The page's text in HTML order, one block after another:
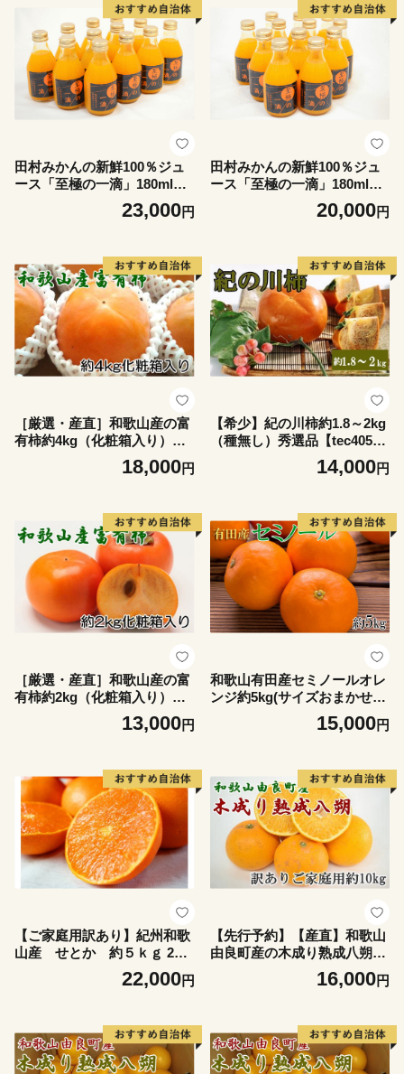
田村みかんの新鮮100％ジュ
ース「至極の一滴」180ml×1
5本入り【tec935A】23,000円
田村みかんの新鮮100％ジュ
ース「至極の一滴」180ml×1
2本入り【tec936A】20,000円
［厳選・産直］和歌山産の富
有柿約4kg（化粧箱入り）（2
L～4Lサイズ）【2026年発
18,000円
【希少】紀の川柿約1.8～2kg
（種無し）秀選品【tec405
14,000円
［厳選・産直］和歌山産の富
有柿約2kg（化粧箱入り）（2
L～4Lサイズ）【2026年発
13,000円
和歌山有田産セミノールオレ
ンジ約5kg(サイズおまかせ
15,000円
【ご家庭用訳あり】紀州和歌
山産 せとか 約５ｋｇ 202
7年2月中旬頃〜3月中旬頃発
送 【先行予約】【みかん】
22,000円
【先行予約】【産直】和歌山
由良町産の木成り熟成八朔訳
ありご家庭用約10kg（サイズ
混合）※2027年3月中旬～202
日指定不可）【tec916C】
16,000円